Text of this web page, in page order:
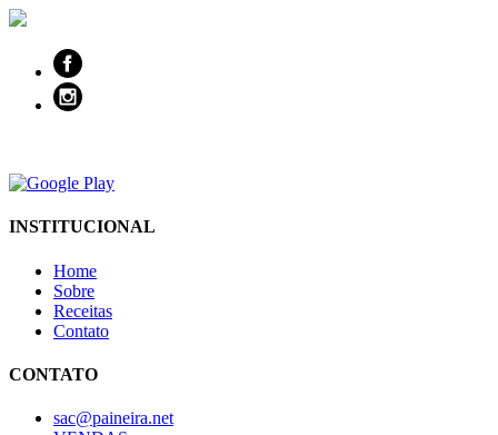
INSTITUCIONAL
Home
Sobre
Receitas
Contato
CONTATO
sac@paineira.net